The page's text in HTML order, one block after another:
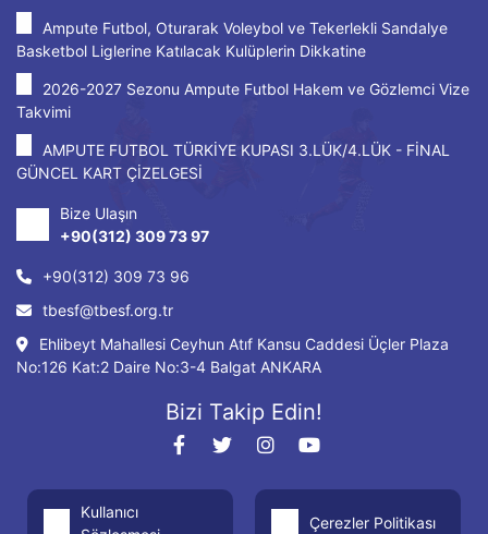
Ampute Futbol, Oturarak Voleybol ve Tekerlekli Sandalye
Basketbol Liglerine Katılacak Kulüplerin Dikkatine
2026-2027 Sezonu Ampute Futbol Hakem ve Gözlemci Vize
Takvimi
AMPUTE FUTBOL TÜRKİYE KUPASI 3.LÜK/4.LÜK - FİNAL
GÜNCEL KART ÇİZELGESİ
Bize Ulaşın
+90(312) 309 73 97
+90(312) 309 73 96
tbesf@tbesf.org.tr
Ehlibeyt Mahallesi Ceyhun Atıf Kansu Caddesi Üçler Plaza
No:126 Kat:2 Daire No:3-4 Balgat ANKARA
Bizi Takip Edin!
Kullanıcı
Çerezler Politikası